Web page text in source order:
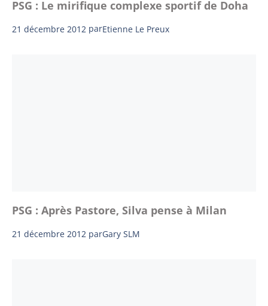
PSG : Le mirifique complexe sportif de Doha
21 décembre 2012 parEtienne Le Preux
PSG : Après Pastore, Silva pense à Milan
21 décembre 2012 parGary SLM